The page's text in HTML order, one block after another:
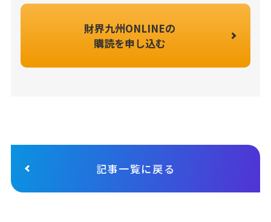
財界九州ONLINEの
購読を申し込む
記事一覧に戻る